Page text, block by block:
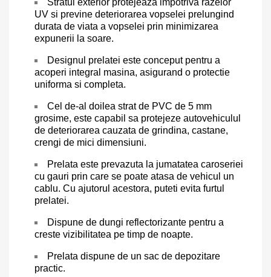
Stratul exterior protejeaza impotriva razelor
UV si previne deteriorarea vopselei prelungind
durata de viata a vopselei prin minimizarea
expunerii la soare.
Designul prelatei este conceput pentru a
acoperi integral masina, asigurand o protectie
uniforma si completa.
Cel de-al doilea strat de PVC de 5 mm
grosime, este capabil sa protejeze autovehiculul
de deteriorarea cauzata de grindina, castane,
crengi de mici dimensiuni.
Prelata este prevazuta la jumatatea caroseriei
cu gauri prin care se poate atasa de vehicul un
cablu. Cu ajutorul acestora, puteti evita furtul
prelatei.
Dispune de dungi reflectorizante pentru a
creste vizibilitatea pe timp de noapte.
Prelata dispune de un sac de depozitare
practic.